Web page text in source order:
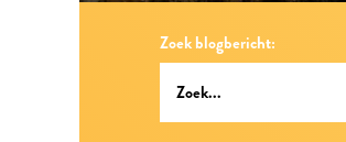
Zoek blogbericht: